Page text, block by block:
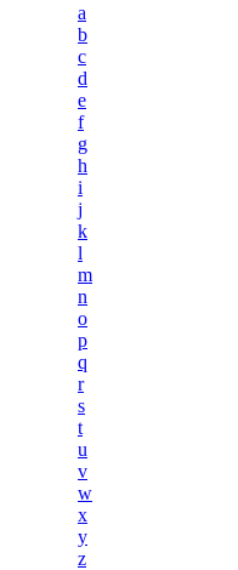
a
b
c
d
e
f
g
h
i
j
k
l
m
n
o
p
q
r
s
t
u
v
w
x
y
z